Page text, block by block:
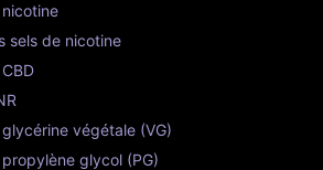
sels de nicotine
végétale (VG)
glycol (PG)